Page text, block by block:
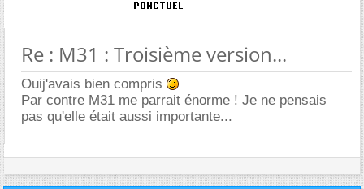
Re : M31 : Troisième version...
Ouij'avais bien compris
Par contre M31 me parrait énorme ! Je ne pensais
pas qu'elle était aussi importante...